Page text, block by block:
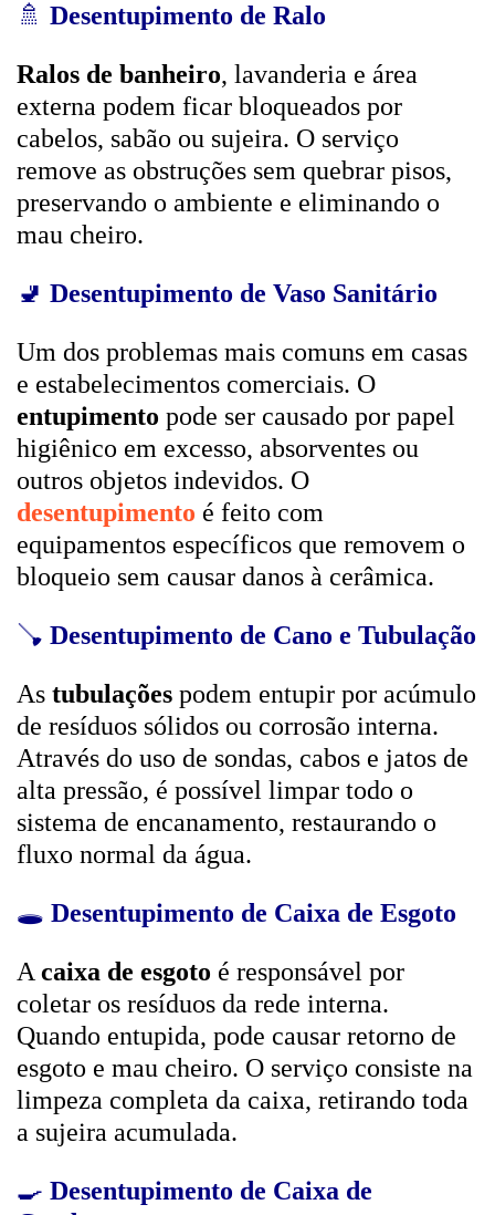
🚿 Desentupimento de Ralo
Ralos de banheiro, lavanderia e área
externa podem ficar bloqueados por
cabelos, sabão ou sujeira. O serviço
remove as obstruções sem quebrar pisos,
preservando o ambiente e eliminando o
mau cheiro.
🚽 Desentupimento de Vaso Sanitário
Um dos problemas mais comuns em casas
e estabelecimentos comerciais. O
entupimento pode ser causado por papel
higiênico em excesso, absorventes ou
outros objetos indevidos. O
desentupimento é feito com
equipamentos específicos que removem o
bloqueio sem causar danos à cerâmica.
🪠 Desentupimento de Cano e Tubulação
As tubulações podem entupir por acúmulo
de resíduos sólidos ou corrosão interna.
Através do uso de sondas, cabos e jatos de
alta pressão, é possível limpar todo o
sistema de encanamento, restaurando o
fluxo normal da água.
🕳️ Desentupimento de Caixa de Esgoto
A caixa de esgoto é responsável por
coletar os resíduos da rede interna.
Quando entupida, pode causar retorno de
esgoto e mau cheiro. O serviço consiste na
limpeza completa da caixa, retirando toda
a sujeira acumulada.
🍳 Desentupimento de Caixa de